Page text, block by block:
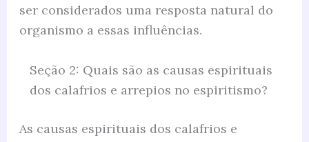
ser considerados uma resposta natural do
organismo a essas influências.
Seção 2: Quais são as causas espirituais
dos calafrios e arrepios no espiritismo?
As causas espirituais dos calafrios e